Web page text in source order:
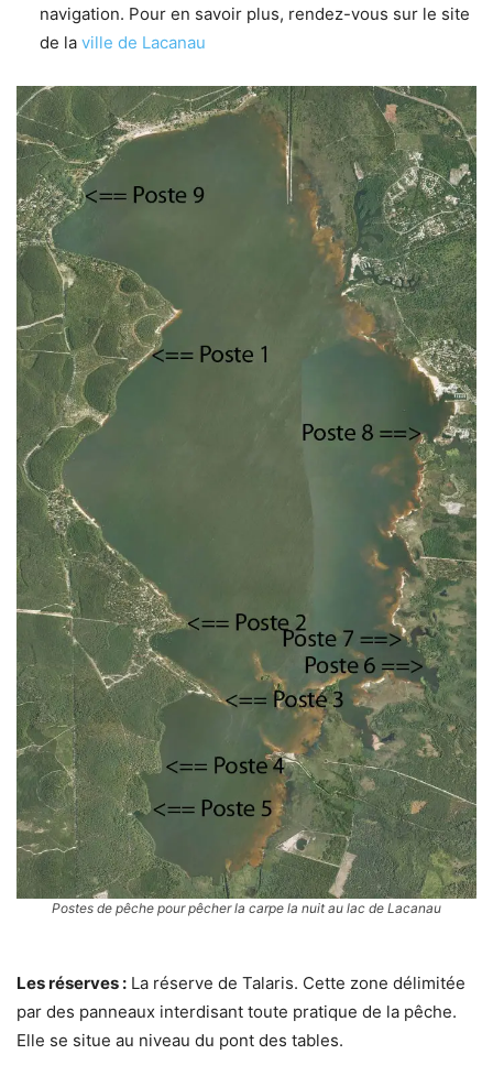
navigation. Pour en savoir plus, rendez-vous sur le site
de la ville de Lacanau
Postes de pêche pour pêcher la carpe la nuit au lac de Lacanau
Les réserves : La réserve de Talaris. Cette zone délimitée
par des panneaux interdisant toute pratique de la pêche.
Elle se situe au niveau du pont des tables.